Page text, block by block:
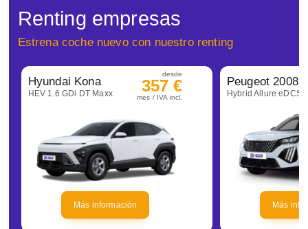
Renting empresas
Estrena coche nuevo con nuestro renting
Hyundai Kona
HEV 1.6 GDi DT Maxx
desde
357 €
mes / IVA incl.
Más información
Peugeot 2008
Hybrid Allure eDCS6
Más